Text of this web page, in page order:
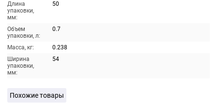
Длина
упаковки,
мм:
50
Объем
упаковки, л:
0.7
Масса, кг:
0.238
Ширина
упаковки,
мм:
54
Похожие товары